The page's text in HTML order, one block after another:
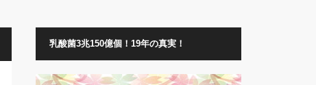
乳酸菌3兆150億個！19年の真実！